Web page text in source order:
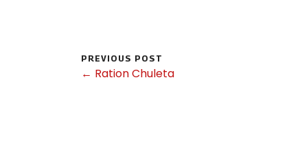
PREVIOUS POST
← Ration Chuleta